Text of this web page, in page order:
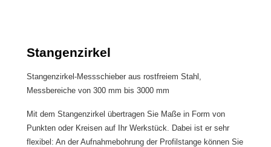
Stangenzirkel
Stangenzirkel-Messschieber aus rostfreiem Stahl,
Messbereiche von 300 mm bis 3000 mm
Mit dem Stangenzirkel übertragen Sie Maße in Form von
Punkten oder Kreisen auf Ihr Werkstück. Dabei ist er sehr
flexibel: An der Aufnahmebohrung der Profilstange können Sie